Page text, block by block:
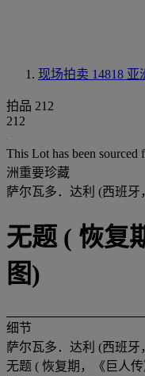
现场拍卖 14818 亚
拍品 212
212
This Lot has been
洲重要珍藏
萨尔瓦多．达利 (西班牙
无题 ( 恢复
图)
细节
萨尔瓦多．达利 (西班牙
无题 ( 恢复期，《巨人